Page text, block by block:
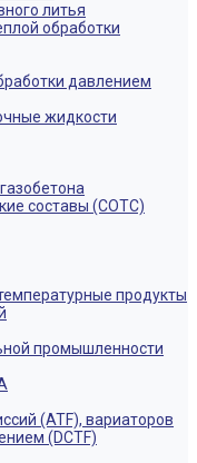
литья
обработки
давлением
жидкости
составы (СОТС)
продукты
промышленности
(ATF), вариаторов
(DCTF)